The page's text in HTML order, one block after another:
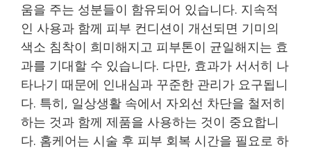
움을 주는 성분들이 함유되어 있습니다. 지속적
인 사용과 함께 피부 컨디션이 개선되면 기미의
색소 침착이 희미해지고 피부톤이 균일해지는 효
과를 기대할 수 있습니다. 다만, 효과가 서서히 나
타나기 때문에 인내심과 꾸준한 관리가 요구됩니
다. 특히, 일상생활 속에서 자외선 차단을 철저히
하는 것과 함께 제품을 사용하는 것이 중요합니
다. 홈케어는 시술 후 피부 회복 시간을 필요로 하